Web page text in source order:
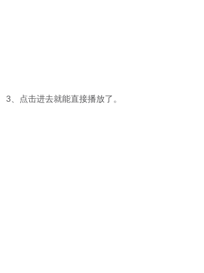
3、点击进去就能直接播放了。